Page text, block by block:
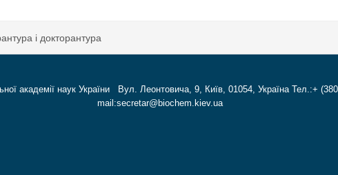
і докторантура
академії наук України Вул. Леонтовича, 9, Київ, 01054, Україна Тел.:+
mail:secretar@biochem.kiev.ua